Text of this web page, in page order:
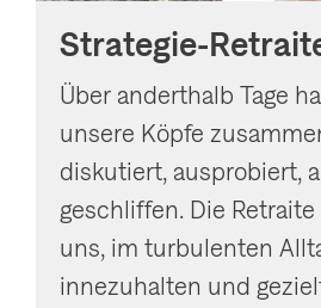
Strategie-
Über anderthalb Tage
unsere Köpfe
diskutiert, ausprobiert,
geschliffen. Die
uns, im turbulenten
innezuhalten und